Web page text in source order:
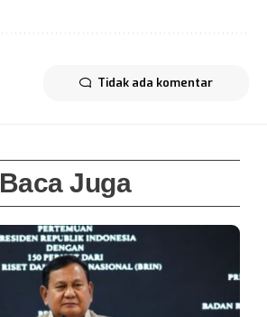
Tidak ada komentar
Baca Juga